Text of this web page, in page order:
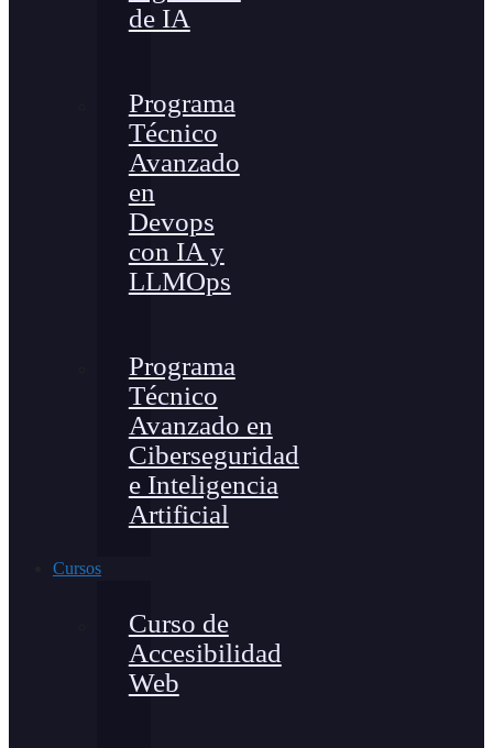
de IA
Programa
Técnico
Avanzado
en
Devops
con IA y
LLMOps
Programa
Técnico
Avanzado en
Ciberseguridad
e Inteligencia
Artificial
Cursos
Curso de
Accesibilidad
Web